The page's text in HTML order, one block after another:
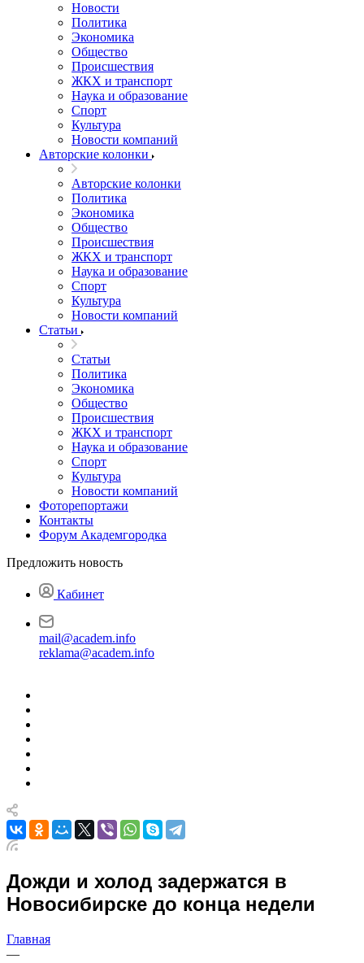
Новости
Политика
Экономика
Общество
Происшествия
ЖКХ и транспорт
Наука и образование
Спорт
Культура
Новости компаний
Авторские колонки
Авторские колонки
Политика
Экономика
Общество
Происшествия
ЖКХ и транспорт
Наука и образование
Спорт
Культура
Новости компаний
Статьи
Статьи
Политика
Экономика
Общество
Происшествия
ЖКХ и транспорт
Наука и образование
Спорт
Культура
Новости компаний
Фоторепортажи
Контакты
Форум Академгородка
Предложить новость
Кабинет
mail@academ.info
reklama@academ.info
Дожди и холод задержатся в
Новосибирске до конца недели
Главная
—